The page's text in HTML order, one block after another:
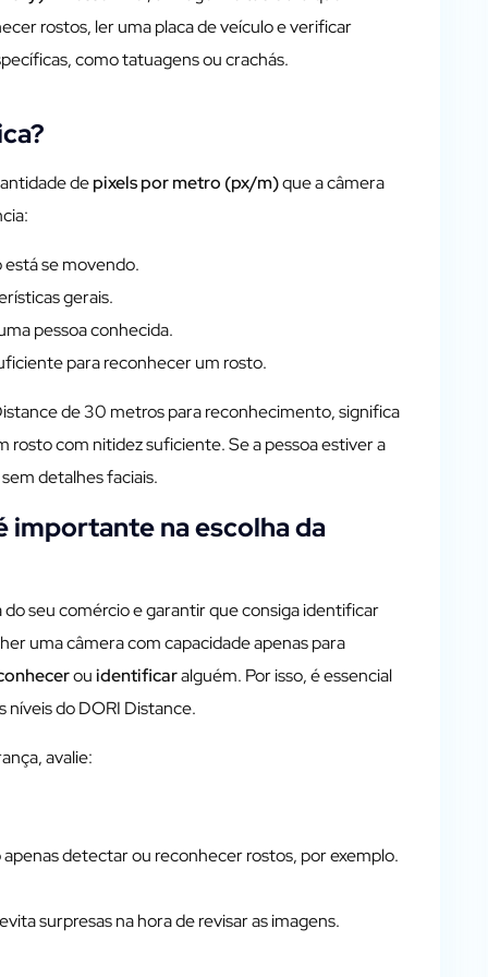
rostos, ler uma placa de veículo e verificar
como tatuagens ou crachás.
depixels por metro (px/m)que a câmera
se movendo.
gerais.
pessoa conhecida.
para reconhecer um rosto.
de 30 metros para reconhecimento, significa
rosto com nitidez suficiente. Se a pessoa estiver a
detalhes faciais.
importante na escolha da
seu comércio e garantir que consiga identificar
uma câmera com capacidade apenas para
ouidentificaralguém. Por isso, é essencial
níveis do DORI Distance.
avalie:
detectar ou reconhecer rostos, por exemplo.
surpresas na hora de revisar as imagens.